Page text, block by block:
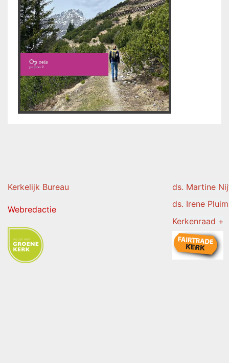
Kerkelijk Bureau ds. Martine
Webredactie
ds. Irene Pluim
Kerkenraad +